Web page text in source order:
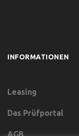
INFORMATIONEN
Leasing
Das Prüfportal
AGB